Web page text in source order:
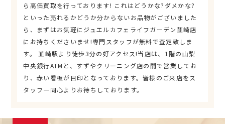
ら高価買取を行っております! これはどうかな?ダメかな?
といった売れるかどうか分からないお品物がございました
ら、まずはお気軽にジュエルカフェライフガーデン韮崎店
にお持ちくださいませ!専門スタッフが無料で査定致しま
す。 韮崎駅より徒歩3分の好アクセス!当店は、1階の山梨
中央銀行ATMと、すずやクリーニング店の間で営業してお
り、赤い看板が目印となっております。皆様のご来店をス
タッフ一同心よりお待ちしております。